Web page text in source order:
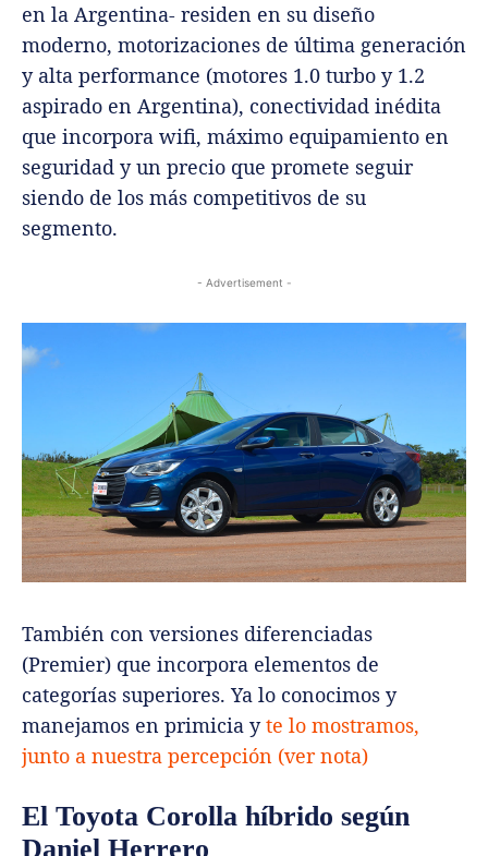
en la Argentina- residen en su diseño
moderno, motorizaciones de última generación
y alta performance (motores 1.0 turbo y 1.2
aspirado en Argentina), conectividad inédita
que incorpora wifi, máximo equipamiento en
seguridad y un precio que promete seguir
siendo de los más competitivos de su
segmento.
- Advertisement -
También con versiones diferenciadas
(Premier) que incorpora elementos de
categorías superiores. Ya lo conocimos y
manejamos en primicia yte lo mostramos,
junto a nuestra percepción (ver nota)
El Toyota Corolla híbrido según
Daniel Herrero